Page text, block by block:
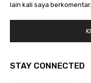
lain kali saya berkomentar.
STAY CONNECTED